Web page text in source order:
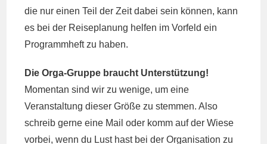
die nur einen Teil der Zeit dabei sein können, kann
es bei der Reiseplanung helfen im Vorfeld ein
Programmheft zu haben.
Die Orga-Gruppe braucht Unterstützung!
Momentan sind wir zu wenige, um eine
Veranstaltung dieser Größe zu stemmen. Also
schreib gerne eine Mail oder komm auf der Wiese
vorbei, wenn du Lust hast bei der Organisation zu